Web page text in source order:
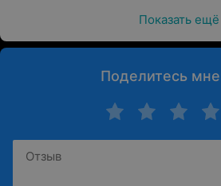
Показать ещё
Поделитесь